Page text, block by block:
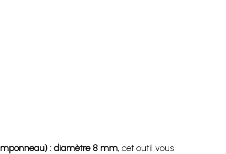
: diamètre 8 mm, cet outil vous